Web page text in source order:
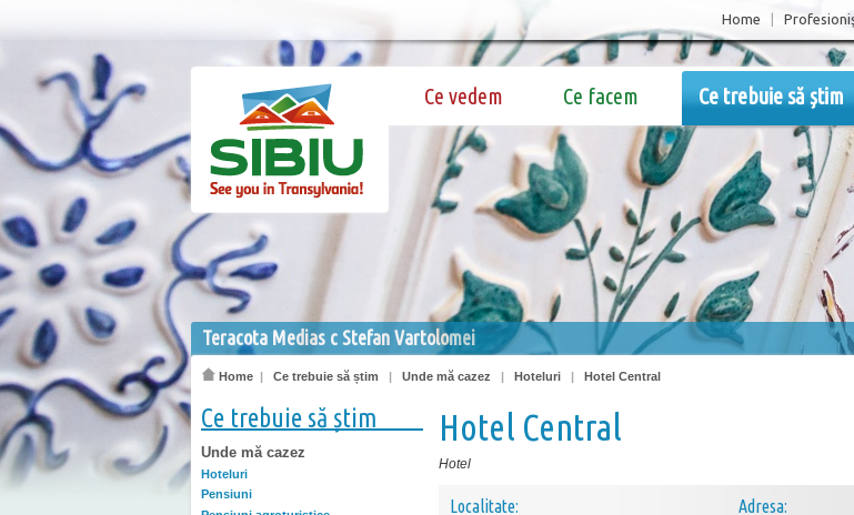
Home
Ce vedem Ce facem Ce trebuie să știm
Teracota Medias c Stefan Vartolomei
Home | Ce trebuie să știm | Unde mă cazez | Hoteluri | Hotel Central
Ce trebuie să știm
Unde mă cazez
Hoteluri
Pensiuni
Hotel Central
Hotel
Localitate: Adresa: